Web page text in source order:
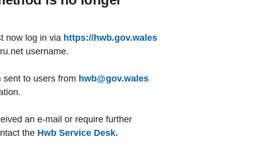
now log in via https://hwb.gov.wales
username.
sent to users from hwb@gov.wales
an e-mail or require further
the Hwb Service Desk.